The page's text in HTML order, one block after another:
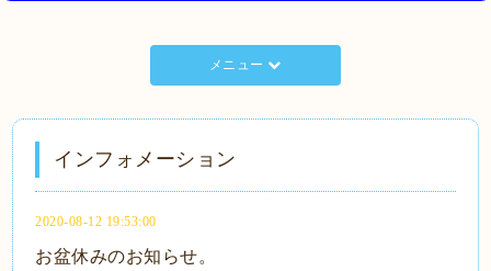
メニュー
インフォメーション
2020-08-12 19:53:00
お盆休みのお知らせ。